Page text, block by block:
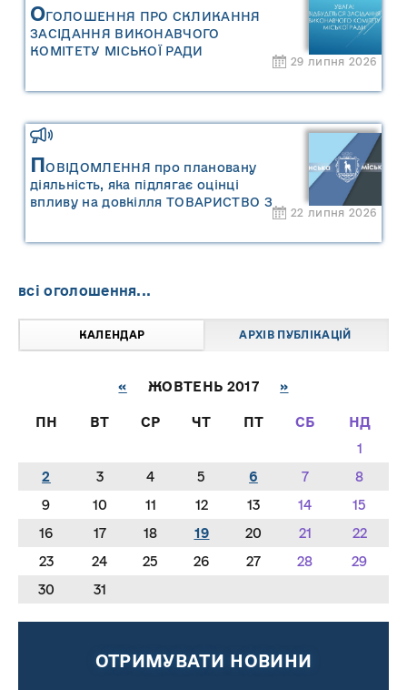
ОГОЛОШЕННЯ ПРО СКЛИКАННЯ
ЗАСІДАННЯ ВИКОНАВЧОГО
КОМІТЕТУ МІСЬКОЇ РАДИ
29 липня 2026
ПОВІДОМЛЕННЯ про плановану
діяльність, яка підлягає оцінці
впливу на довкілля ТОВАРИСТВО З
22 липня 2026
всі оголошення...
КАЛЕНДАР АРХІВ ПУБЛІКАЦІЙ
« ЖОВТЕНЬ 2017 »
ПН ВТ СР ЧТ ПТ СБ
НД
1
2
3 4 5 6 7
8
9
10 11 12 13 14
15
16
17 18 19 20 21
22
23
24 25 26 27 28
29
30
31
ОТРИМУВАТИ НОВИНИ